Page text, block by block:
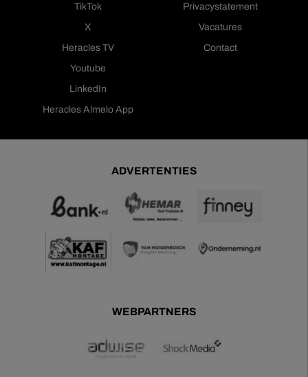
TikTok
X
Heracles TV
Youtube
LinkedIn
Heracles Almelo App
Privacystatement
Vacatures
Contact
ADVERTENTIES
WEBPARTNERS